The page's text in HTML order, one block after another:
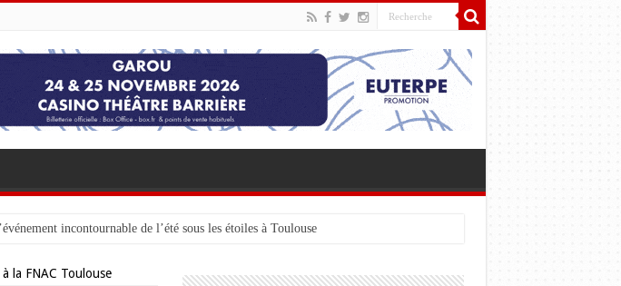
incontournable de l’été sous les étoiles à Toulouse
la FNAC Toulouse